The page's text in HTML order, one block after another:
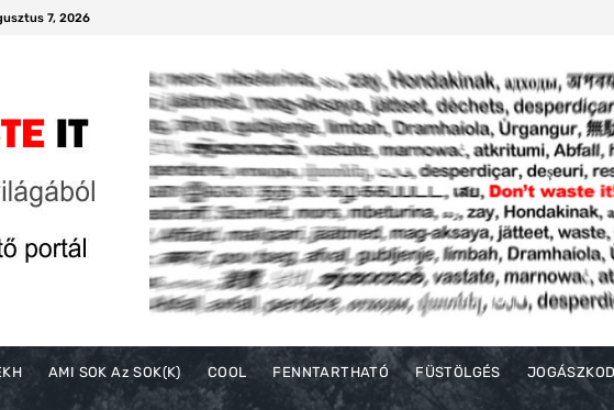
7, 2026
AMI SOK Az SOK(K) COOL FENNTARTHATÓ FÜSTÖLGÉS